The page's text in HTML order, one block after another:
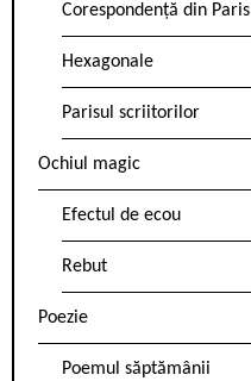
Corespondență din Paris
Hexagonale
Parisul scriitorilor
Ochiul magic
Efectul de ecou
Rebut
Poezie
Poemul săptămânii